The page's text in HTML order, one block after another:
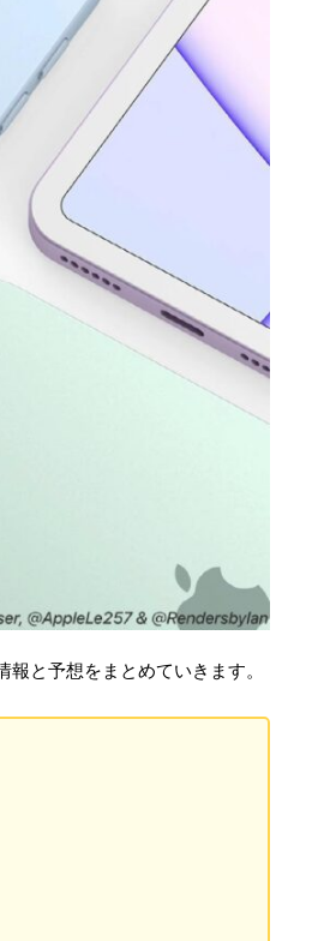
と予想をまとめていきます。